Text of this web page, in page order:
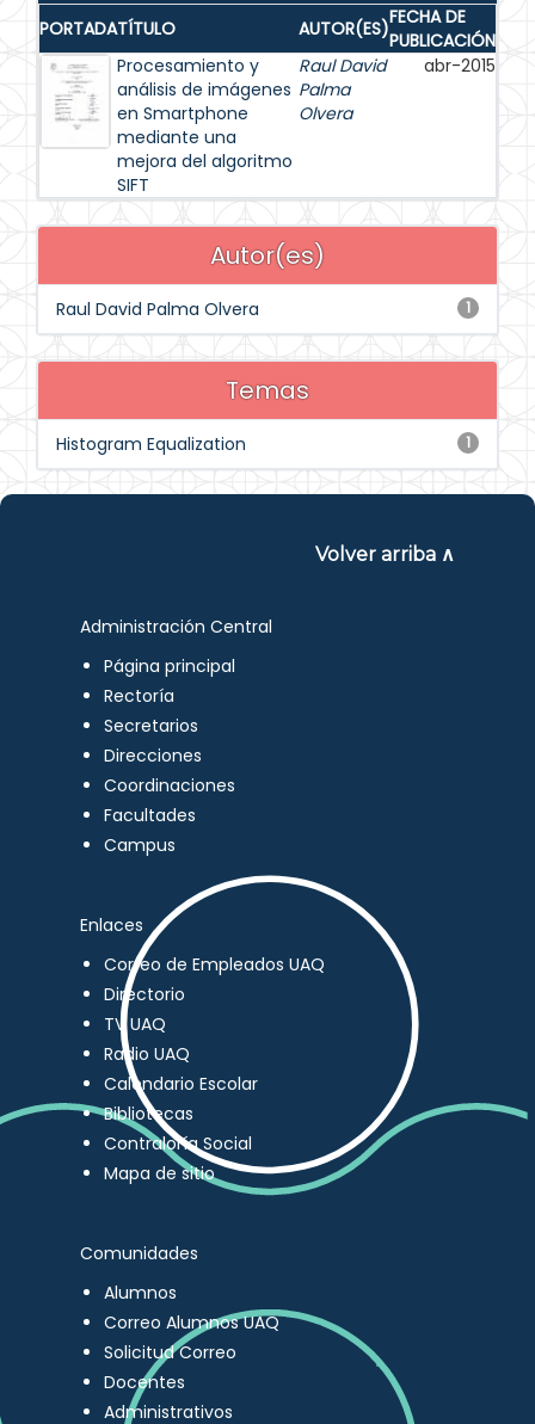
PORTADATÍTULO AUTOR(ES)FECHA DE
PUBLICACIÓN
Procesamiento y
análisis de imágenes
en Smartphone
mediante una
mejora del algoritmo
SIFT
Raul David
Palma
Olvera
abr-2015
Autor(es)
1
Raul David Palma Olvera
Temas
1
Histogram Equalization
Volver arriba ∧
Administración Central
Página principal
Rectoría
Secretarios
Direcciones
Coordinaciones
Facultades
Campus
Enlaces
Correo de Empleados UAQ
Directorio
TV UAQ
Radio UAQ
Calendario Escolar
Bibliotecas
Contraloría Social
Mapa de sitio
Comunidades
Alumnos
Correo Alumnos UAQ
Solicitud Correo
Docentes
Administrativos